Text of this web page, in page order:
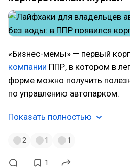
«Бизнес-мемы» — первый
компании ППР, в котором в
форме можно получить
по управлению автопарком.
Показать полностью
2 1 1
1